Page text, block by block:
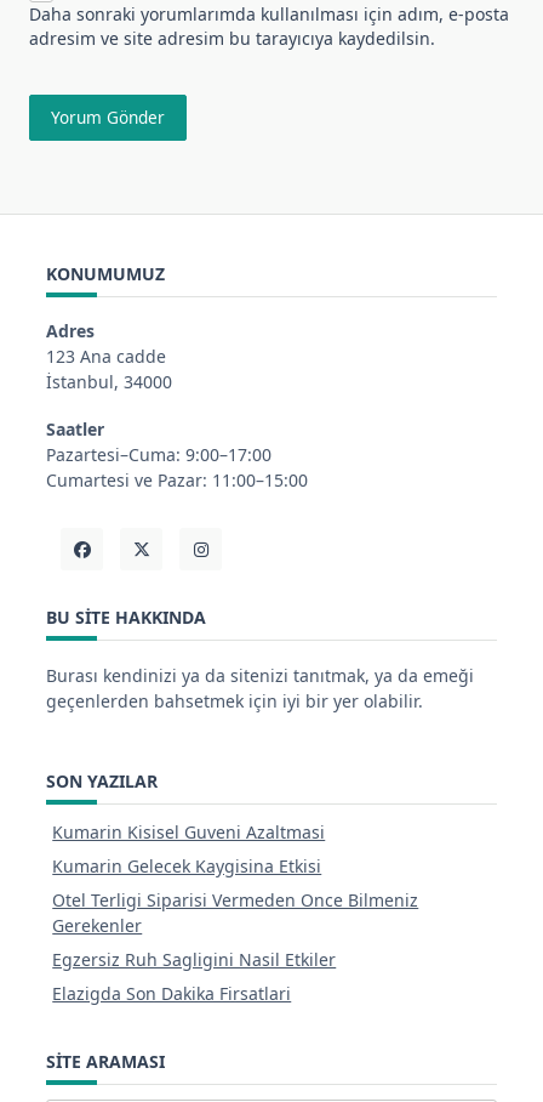
Daha sonraki yorumlarımda kullanılması için adım, e-posta
adresim ve site adresim bu tarayıcıya kaydedilsin.
KONUMUMUZ
Adres
123 Ana cadde
İstanbul, 34000
Saatler
Pazartesi–Cuma: 9:00–17:00
Cumartesi ve Pazar: 11:00–15:00
BU SITE HAKKINDA
Burası kendinizi ya da sitenizi tanıtmak, ya da emeği
geçenlerden bahsetmek için iyi bir yer olabilir.
SON YAZILAR
Kumarin Kisisel Guveni Azaltmasi
Kumarin Gelecek Kaygisina Etkisi
Otel Terligi Siparisi Vermeden Once Bilmeniz
Gerekenler
Egzersiz Ruh Sagligini Nasil Etkiler
Elazigda Son Dakika Firsatlari
SITE ARAMASI